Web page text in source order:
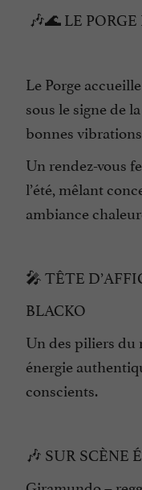
🎶🌊 LE
Le Porge
sous le signe de
bonnes
Un rendez-vous
l’été, mêlant
ambiance
🎤 TÊTE
BLACKO
Un des piliers du
énergie
conscients.
🎶 SUR SCÈNE